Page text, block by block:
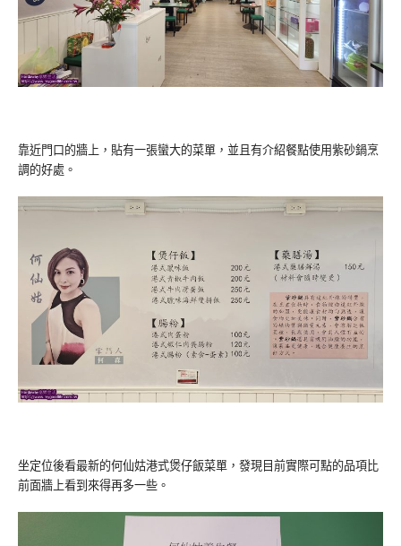
靠近門口的牆上，貼有一張蠻大的菜單，並且有介紹餐點使用紫砂鍋烹
調的好處。
坐定位後看最新的何仙姑港式煲仔飯菜單，發現目前實際可點的品項比
前面牆上看到來得再多一些。